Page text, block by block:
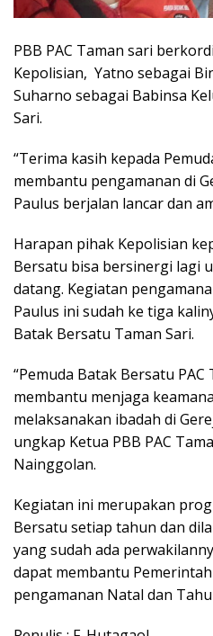
PBB PAC Taman sari
Kepolisian, Yatno sebagai
Suharno sebagai Babinsa
Sari.
“Terima kasih kepada
membantu pengamanan di
Paulus berjalan lancar dan
Harapan pihak Kepolisian
Bersatu bisa bersinergi lagi
datang. Kegiatan
Paulus ini sudah ke tiga
Batak Bersatu Taman Sari.
“Pemuda Batak Bersatu PAC
membantu menjaga
melaksanakan ibadah di
ungkap Ketua PBB PAC
Nainggolan.
Kegiatan ini merupakan
Bersatu setiap tahun dan
yang sudah ada
dapat membantu
pengamanan Natal dan